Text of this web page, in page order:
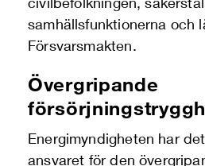
samhällsfunktionerna och
Försvarsmakten.
Övergripande
Energimyndigheten har
ansvaret för den